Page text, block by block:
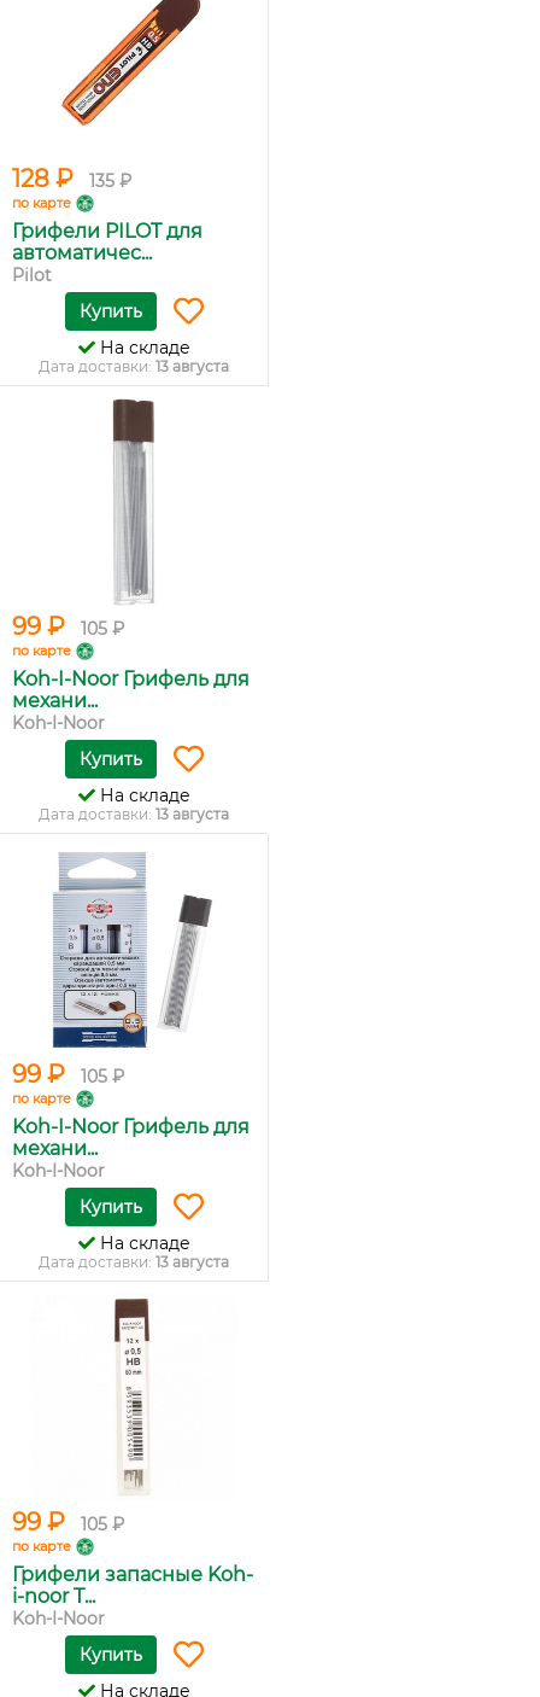
128 ₽ 135 ₽
по карте
Грифели PILOT для
автоматичес...
Pilot
Купить
На складе
Дата доставки: 13 августа
99 ₽ 105 ₽
по карте
Koh-I-Noor Грифель для
механи...
Koh-I-Noor
Купить
На складе
Дата доставки: 13 августа
99 ₽ 105 ₽
по карте
Koh-I-Noor Грифель для
механи...
Koh-I-Noor
Купить
На складе
Дата доставки: 13 августа
99 ₽ 105 ₽
по карте
Грифели запасные Koh-
i-noor T...
Koh-I-Noor
Купить
На складе